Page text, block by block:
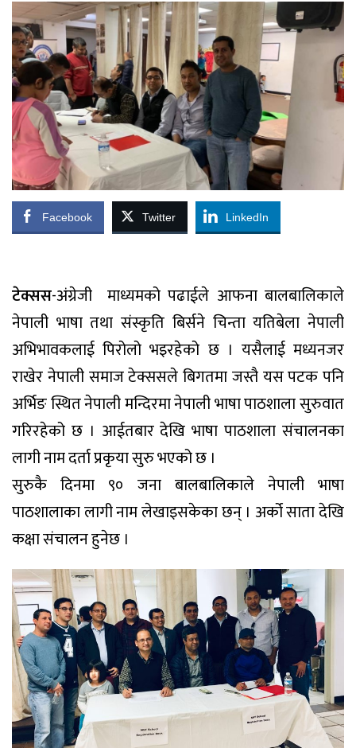
Facebook Twitter LinkedIn
टेक्सस-अंग्रेजी माध्यमको पढाईले आफना बालबालिकाले
नेपाली भाषा तथा संस्कृति बिर्सने चिन्ता यतिबेला नेपाली
अभिभावकलाई पिरोलो भइरहेको छ । यसैलाई मध्यनजर
राखेर नेपाली समाज टेक्ससले बिगतमा जस्तै यस पटक पनि
अर्भिङ स्थित नेपाली मन्दिरमा नेपाली भाषा पाठशाला सुरुवात
गरिरहेको छ । आईतबार देखि भाषा पाठशाला संचालनका
लागी नाम दर्ता प्रकृया सुरु भएको छ ।
सुरुकै दिनमा ९० जना बालबालिकाले नेपाली भाषा
पाठशालाका लागी नाम लेखाइसकेका छन् । अर्को साता देखि
कक्षा संचालन हुनेछ ।